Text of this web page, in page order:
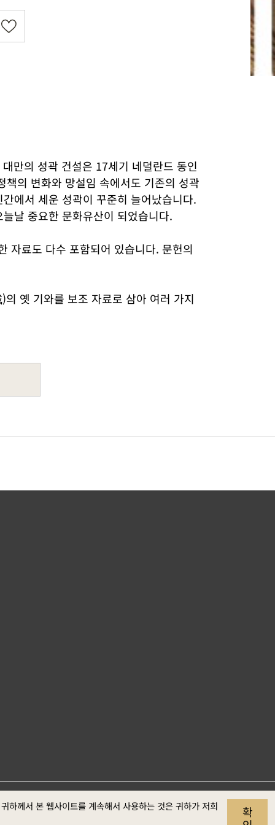
하께서 본 웹사이트를 계속해서 사용하는 것은 귀하가 저희
확
만의 성곽 건설은 17세기 네덜란드 동인
의 변화와 망설임 속에서도 기존의 성곽
에서 세운 성곽이 꾸준히 늘어났습니다.
날 중요한 문화유산이 되었습니다.
자료도 다수 포함되어 있습니다. 문헌의
옛 기와를 보조 자료로 삼아 여러 가지
이트 자료개
개인정보
보안정
웹접근성